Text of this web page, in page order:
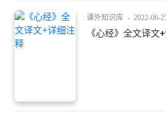
课外知识库 - 2022-06-
《心经》全文译文